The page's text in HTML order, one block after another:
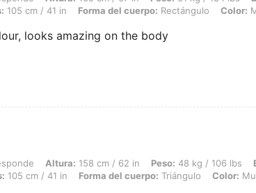
105 cm / 41 in Forma del cuerpo: Rectángulo Color:
looks amazing on the body
Altura: 158 cm / 62 in, Peso: 48 kg / 106 lbs, Busto: 100 cm /
Altura: 158 cm / 62 in Peso: 48 kg / 106 lbs
105 cm / 41 in Forma del cuerpo: Triángulo Color: